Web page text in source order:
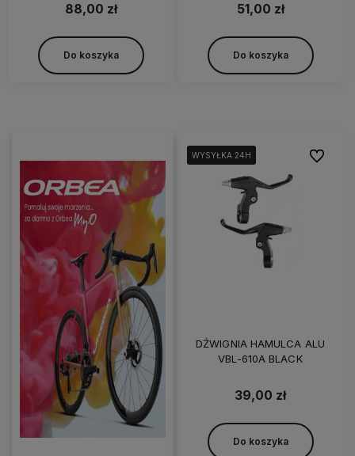
88,00 zł
Do koszyka
51,00 zł
Do koszyka
WYSYŁKA 24H
WYSYŁKA 24H
WYSYŁKA 24H
DŹWIGNIA HAMULCA ALU
VBL-610A BLACK
39,00 zł
Do koszyka
Do